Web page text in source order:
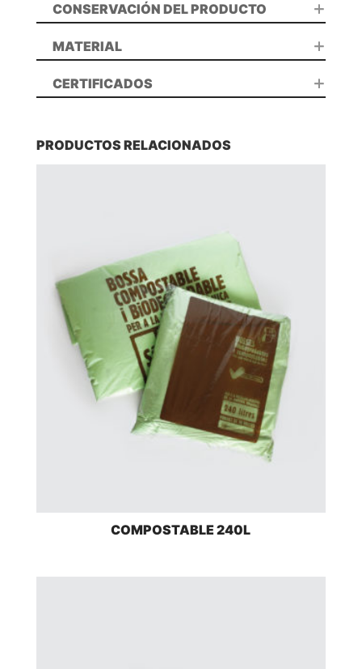
CONSERVACIÓN DEL PRODUCTO
MATERIAL
CERTIFICADOS
PRODUCTOS RELACIONADOS
COMPOSTABLE 240L